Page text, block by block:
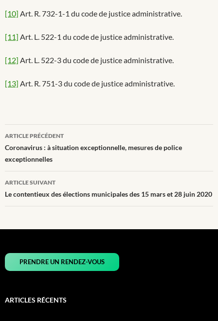
[10] Art. R. 732-1-1 du code de justice administrative.
[11] Art. L. 522-1 du code de justice administrative.
[12] Art. L. 522-3 du code de justice administrative.
[13] Art. R. 751-3 du code de justice administrative.
Navigation
des
articles
ARTICLE PRÉCÉDENT
Coronavirus : à situation exceptionnelle, mesures de police
exceptionnelles
ARTICLE SUIVANT
Le contentieux des élections municipales des 15 mars et 28 juin 2020
PRENDRE UN RENDEZ-VOUS
ARTICLES RÉCENTS